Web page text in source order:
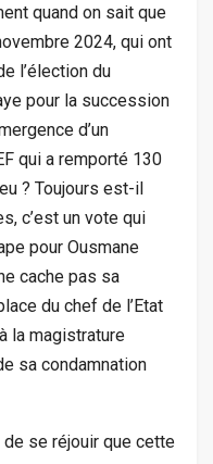
quand on sait que
2024, qui ont
l’élection du
pour la succession
d’un
qui a remporté 130
? Toujours est-il
c’est un vote qui
pour Ousmane
cache pas sa
du chef de l’Etat
la magistrature
sa condamnation
de se réjouir que cette